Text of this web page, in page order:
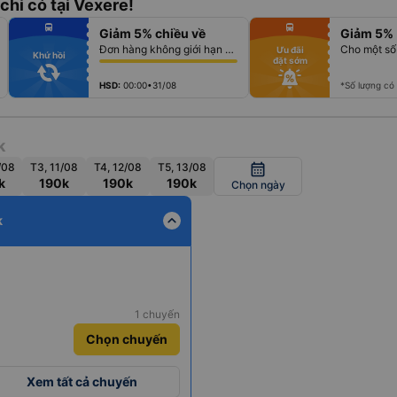
có tại Vexere!
fiber_manual_record
fiber_manual_record
fiber_manual_record
fiber_manual_record
fiber_manual_record
fiber_manual_record
fiber_manual_record
directions_bus
Khứ hồi
Giảm 5% chiều về
Đơn hàng không giới hạn số lượng vé
HSD: 00:00•31/08
fiber_manual_record
fiber_manual_record
fiber_manual_record
fiber_manual_record
fiber_manual_record
fiber_manual_record
fiber_manual_record
directions_bus
Ưu đãi
đặt sớm
Giảm 5%
Cho một
*Số lượng có
T3, 11/08
190k
T4, 12/08
190k
T5, 13/08
190k
calendar_month
Chọn ngày
expand_less
1 chuyến
Chọn chuyến
Xem tất cả chuyến